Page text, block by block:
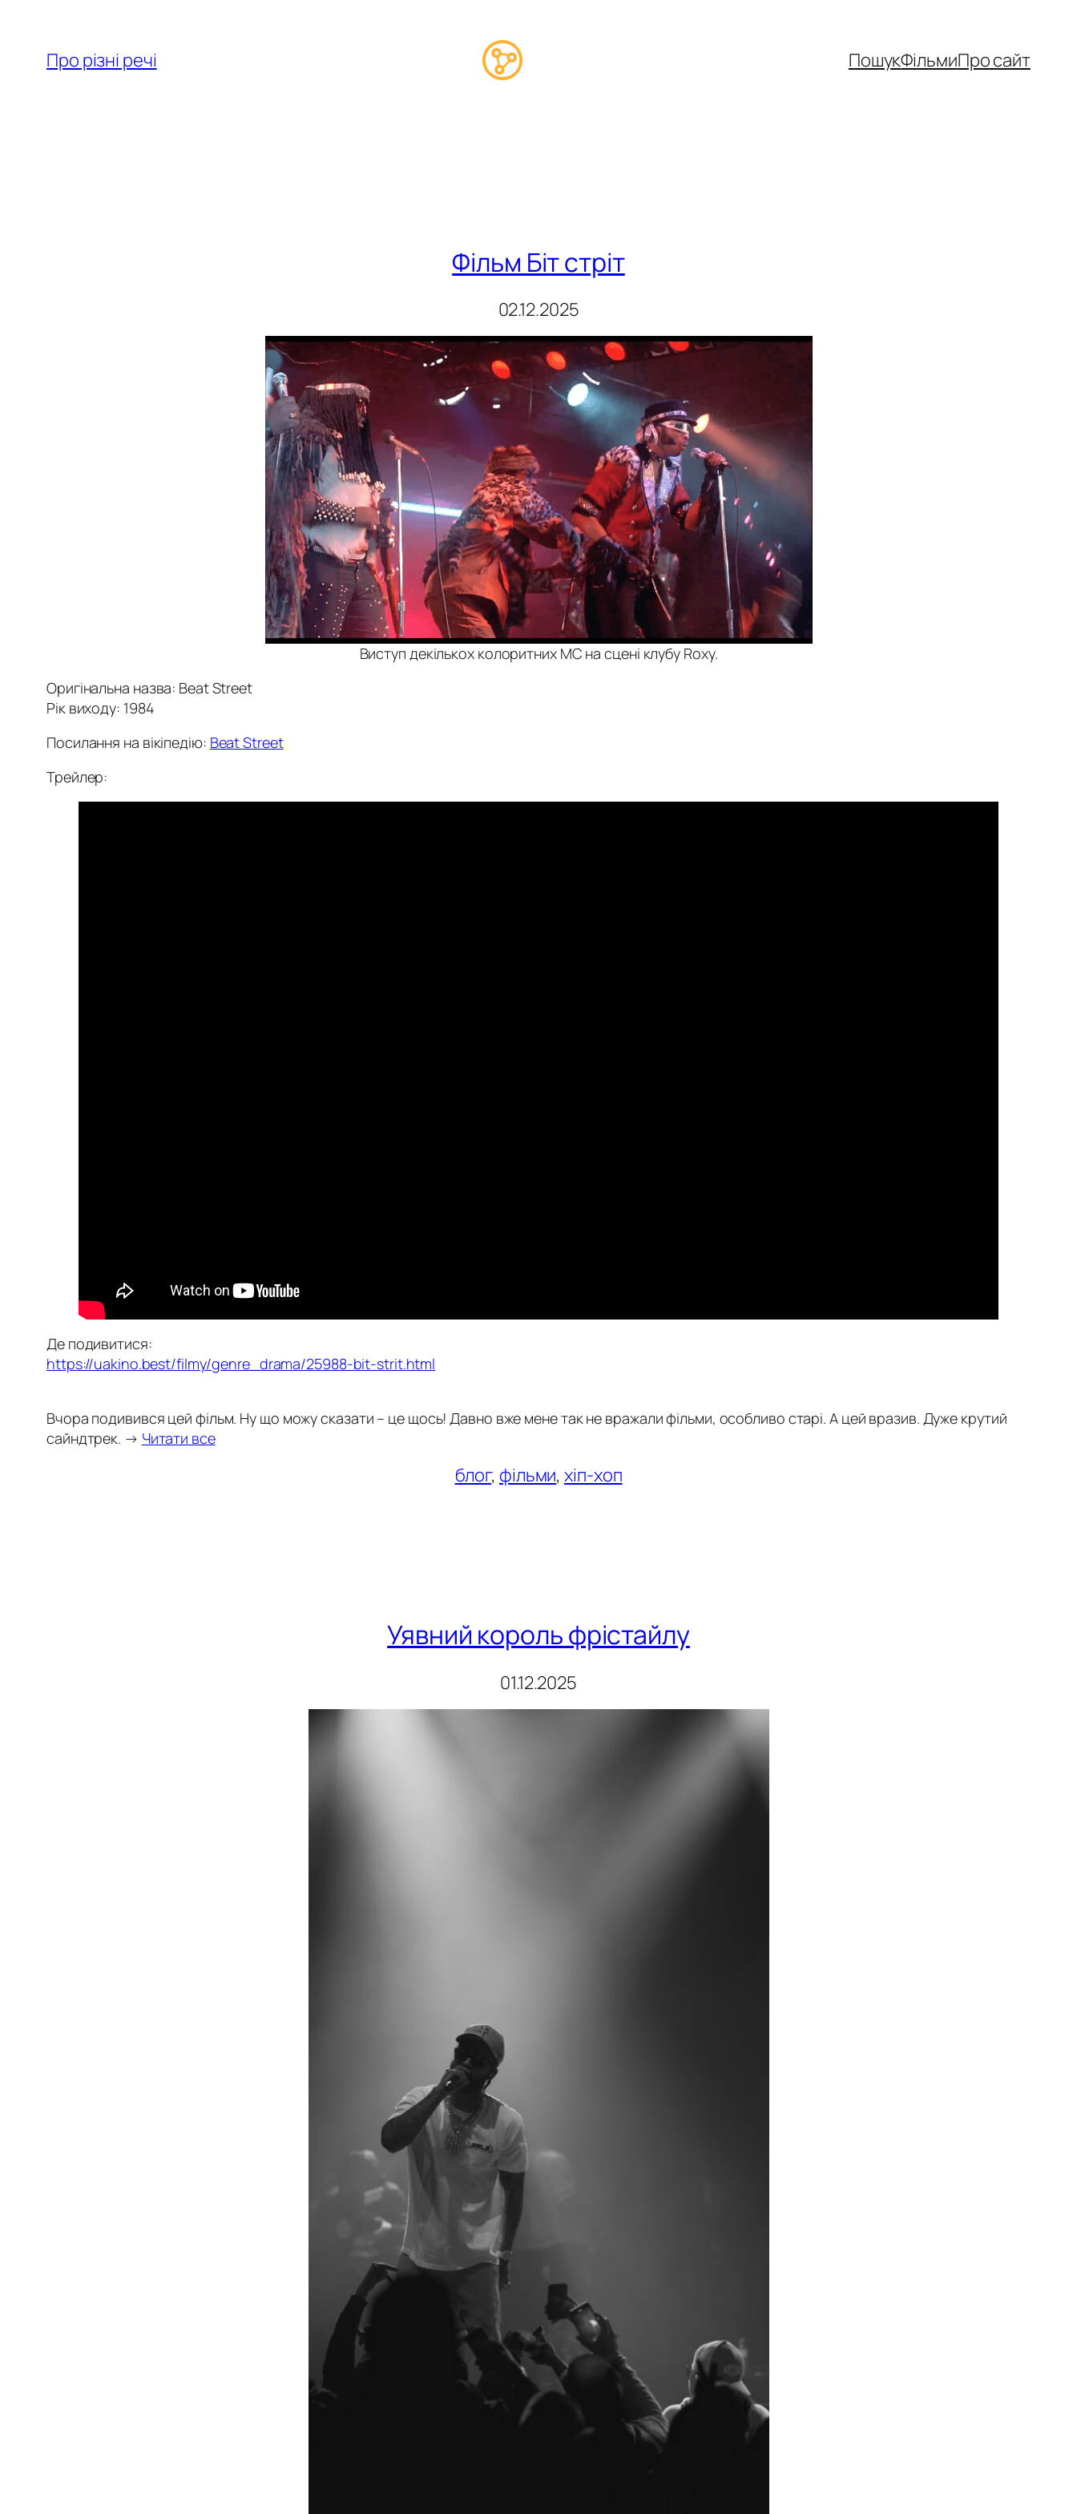
вмістуПро різні речі ПошукФільмиПро сайт
Фільм Біт стріт
02.12.2025
Виступ декількох колоритних МС на сцені клубу Roxy.
Оригінальна назва: Beat Street
Рік виходу: 1984
Посилання на вікіпедію: Beat Street
Трейлер:
Де подивитися:
https://uakino.best/filmy/genre_drama/25988-bit-strit.html
Вчора подивився цей фільм. Ну що можу сказати – це щось! Давно вже мене так не вражали фільми, особливо старі. А цей вразив. Дуже крутий
сайндтрек. → Читати все
блог, фільми, хіп-хоп
Уявний король фрістайлу
01.12.2025